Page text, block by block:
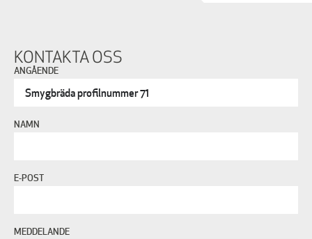
KONTAKTA OSS
ANGÅENDE
NAMN
E-POST
MEDDELANDE